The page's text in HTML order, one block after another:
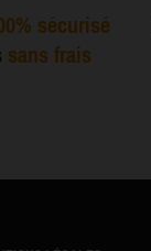
sécurisé
sans frais